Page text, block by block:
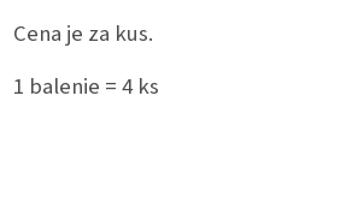
Cena je za kus.
1 balenie = 4 ks